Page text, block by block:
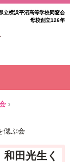
立横浜平沼高等学校同窓会
母校創立126年
›
偲ぶ会
田光生く